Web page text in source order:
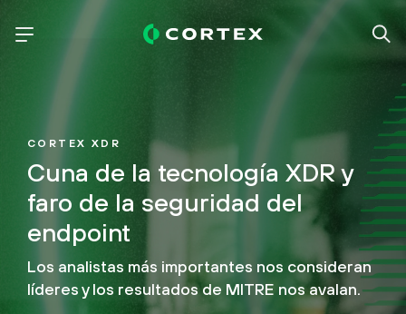
CORTEX XDR
Cuna de la tecnología XDR y
faro de la seguridad del
endpoint
Los analistas más importantes nos consideran
líderes y los resultados de MITRE nos avalan.